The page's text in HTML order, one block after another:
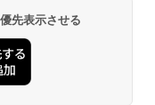
先表示させる